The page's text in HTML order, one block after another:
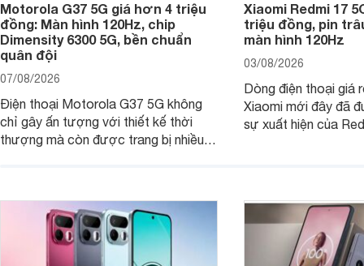
Motorola G37 5G giá hơn 4 triệu
đồng: Màn hình 120Hz, chip
Dimensity 6300 5G, bền chuẩn
quân đội
07/08/2026
Điện thoại Motorola G37 5G không
chỉ gây ấn tượng với thiết kế thời
thượng mà còn được trang bị nhiều
Xiaomi Redmi 17
triệu đồng, pin
màn hình 120Hz
03/08/2026
Dòng điện thoại giá
Xiaomi mới đây đã
sự xuất hiện của